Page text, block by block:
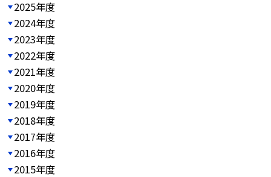
2025年度
2024年度
2023年度
2022年度
2021年度
2020年度
2019年度
2018年度
2017年度
2016年度
2015年度